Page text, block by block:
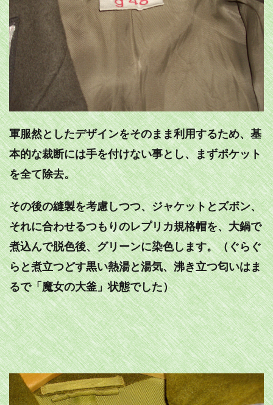
軍服然としたデザインをそのまま利用するため、基
本的な裁断には手を付けない事とし、まずポケット
を全て除去。
その後の縫製を考慮しつつ、ジャケットとズボン、
それに合わせるつもりのレプリカ規格帽を、大鍋で
煮込んで脱色後、グリーンに染色します。（ぐらぐ
らと煮立つどす黒い熱湯と湯気、沸き立つ匂いはま
るで「魔女の大釜」状態でした）